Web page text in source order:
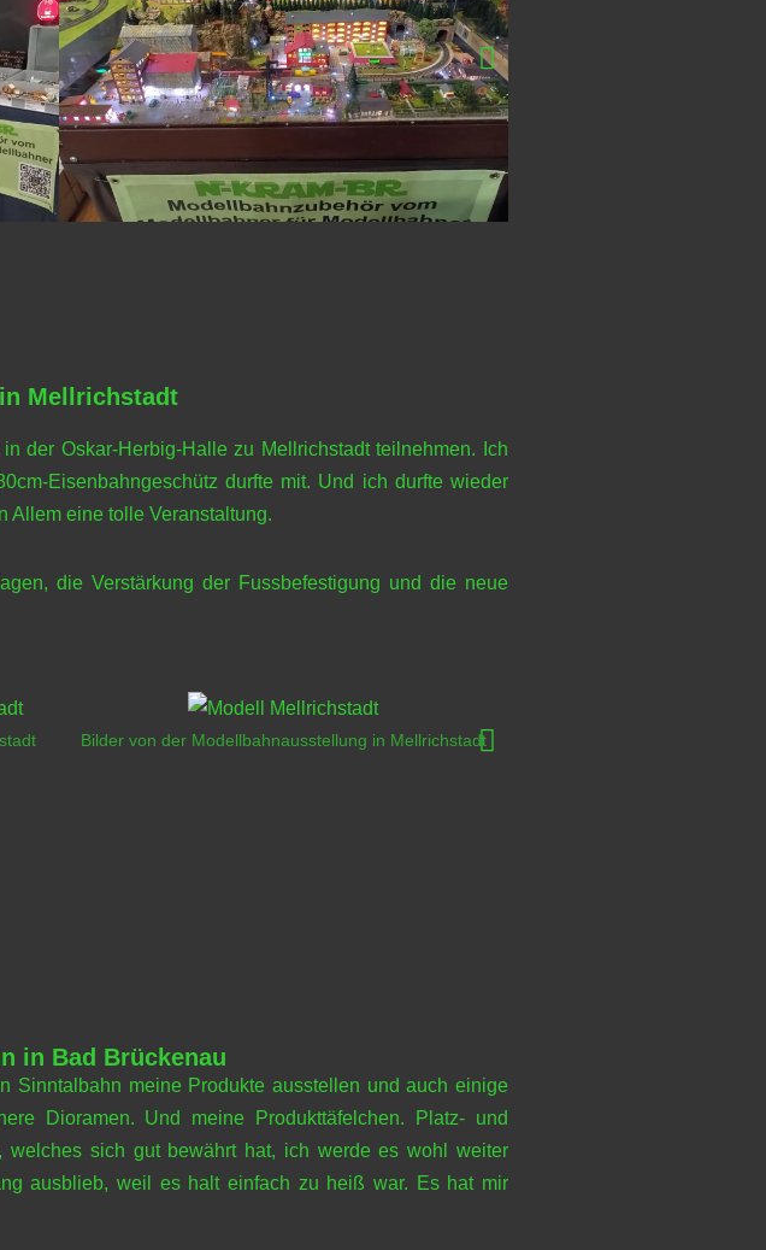
Mellrichstadt
der Oskar-Herbig-Halle zu Mellrichstadt teilnehmen. Ich
Eisenbahngeschütz durfte mit. Und ich durfte wieder
Allem eine tolle Veranstaltung.
die Verstärkung der Fussbefestigung und die neue
Bilder von der Modellbahnausstellung in Mellrichstadt
in Bad Brückenau
Sinntalbahn meine Produkte ausstellen und auch einige
Dioramen. Und meine Produkttäfelchen. Platz- und
welches sich gut bewährt hat, ich werde es wohl weiter
ausblieb, weil es halt einfach zu heiß war. Es hat mir